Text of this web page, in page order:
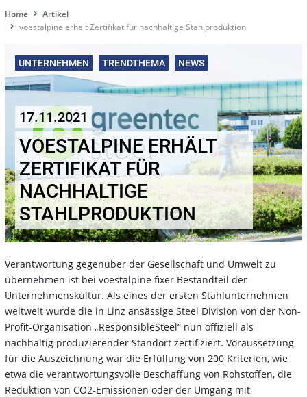
Home
Artikel
voestalpine erhält Zertifikat für nachhaltige Stahlproduktion
UNTERNEHMEN TRENDTHEMA NEWS
17.11.2021
VOESTALPINE ERHÄLT
ZERTIFIKAT FÜR
NACHHALTIGE
STAHLPRODUKTION
Verantwortung gegenüber der Gesellschaft und Umwelt zu
übernehmen ist bei voestalpine fixer Bestandteil der
Unternehmenskultur. Als eines der ersten Stahlunternehmen
weltweit wurde die in Linz ansässige Steel Division von der Non-
Profit-Organisation „ResponsibleSteel“ nun offiziell als
nachhaltig produzierender Standort zertifiziert. Voraussetzung
für die Auszeichnung war die Erfüllung von 200 Kriterien, wie
etwa die verantwortungsvolle Beschaffung von Rohstoffen, die
Reduktion von CO2-Emissionen oder der Umgang mit